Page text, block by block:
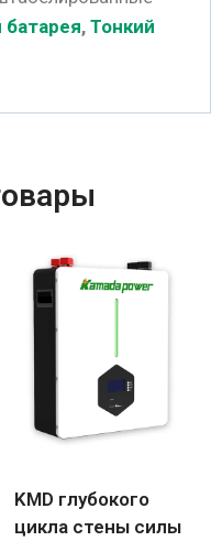
, Тонкий
KMD глубокого
цикла стены силы